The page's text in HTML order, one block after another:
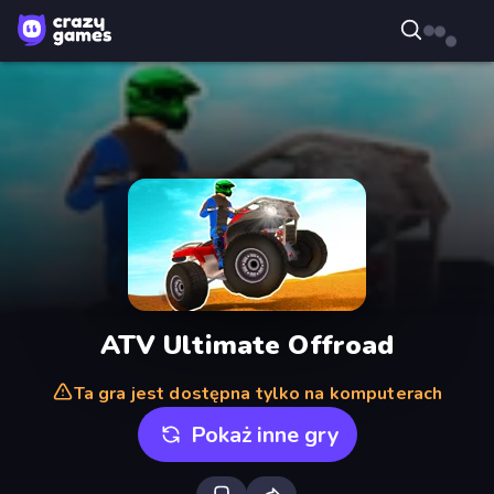
ATV Ultimate Offroad
Ta gra jest dostępna tylko na komputerach
Pokaż inne gry